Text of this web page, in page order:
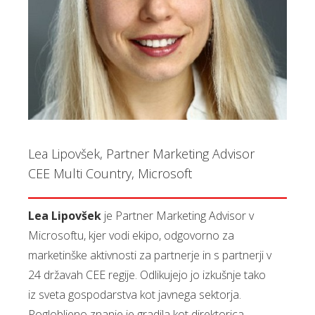
Lea Lipovšek, Partner Marketing Advisor
CEE Multi Country, Microsoft
Lea Lipovšek je Partner Marketing Advisor v
Microsoftu, kjer vodi ekipo, odgovorno za
marketinške aktivnosti za partnerje in s partnerji v
24 državah CEE regije. Odlikujejo jo izkušnje tako
iz sveta gospodarstva kot javnega sektorja.